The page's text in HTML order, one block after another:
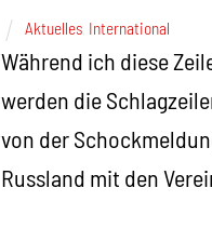
Aktuelles, International
Während ich diese
werden die
von der
Russland mit den